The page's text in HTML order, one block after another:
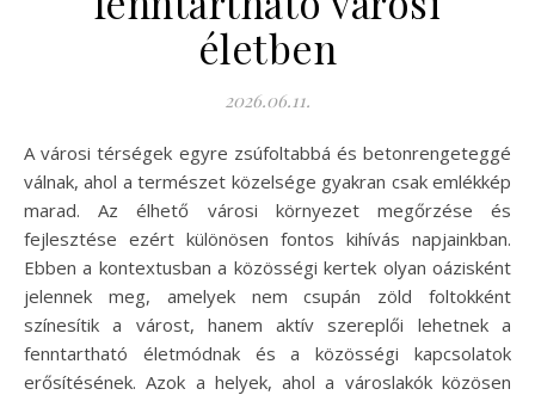
életben
2026.06.11.
A városi térségek egyre zsúfoltabbá és betonrengeteggé
válnak, ahol a természet közelsége gyakran csak emlékkép
marad. Az élhető városi környezet megőrzése és
fejlesztése ezért különösen fontos kihívás napjainkban.
Ebben a kontextusban a közösségi kertek olyan oázisként
jelennek meg, amelyek nem csupán zöld foltokként
színesítik a várost, hanem aktív szereplői lehetnek a
fenntartható életmódnak és a közösségi kapcsolatok
erősítésének. Azok a helyek, ahol a városlakók közösen